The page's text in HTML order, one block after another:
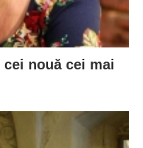
nouă cei mai